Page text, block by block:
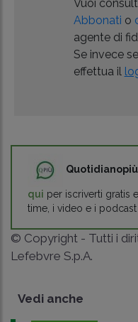
Vuoi
Abbonati o
agente di
Se invece
effettua il
Quotidianopiù
qui per iscriverti gratis
time, i video e i
© Copyright - Tutti i
Lefebvre S.p.A.
Vedi anche